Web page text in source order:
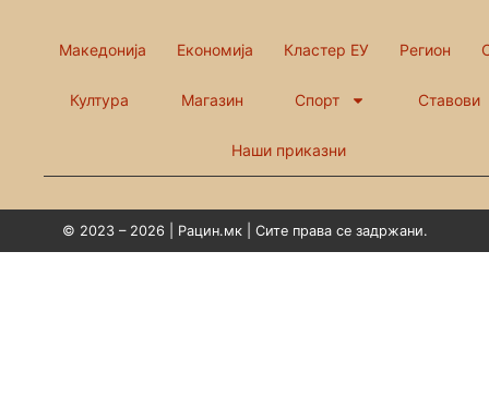
Македонија Економија Кластер ЕУ Регион
Култура Магазин Спорт Ставови
Наши приказни
© 2023 – 2026 | Рацин.мк | Сите права се задржани.